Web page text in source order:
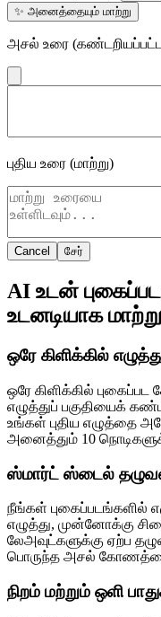
✨ அனைத்தையும் மாற்று
அசல் உரை
புதிய உரை (மாற்று)
Cancel சேர்
AI உடன்
உடனடியாக
ஒரே கிளிக்கில்
ஒரே கிளிக்கில்
எழுத்துப் பகுதியைக்
உங்கள் புதிய எழுத்தை
அனைத்தும் 10
ஸ்மார்ட் ஸ்டைல்
நீங்கள் புகைப்படங்களில்
எழுத்து, முன்னோக்கு
லேஅவுட்களுக்கு ஏற்ப
பொருந்த அசல்
நிறம் மற்றும் ஒளி